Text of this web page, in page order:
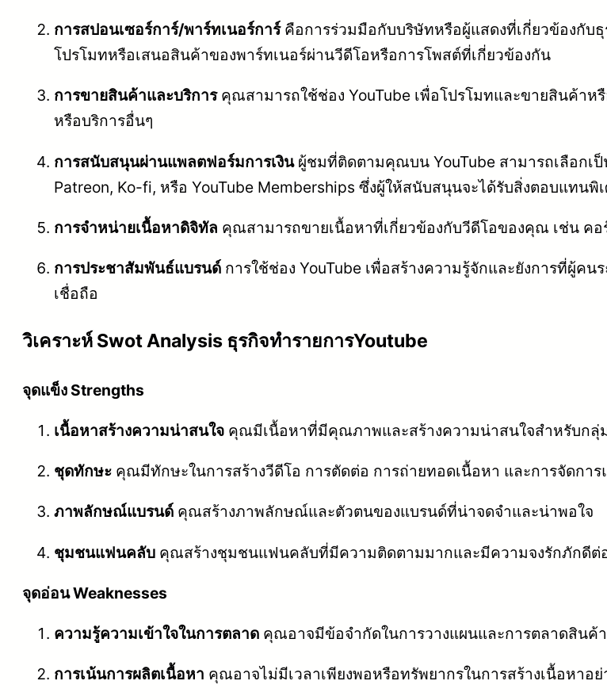
การสปอนเซอร์การ์/พาร์ทเนอร์การ์คือการร่วมมือกับบริษัทหรือผู้แสดงที่เกี่ยวข้องกับ
โปรโมทหรือเสนอสินค้าของพาร์ทเนอร์ผ่านวีดีโอหรือการโพสต์ที่เกี่ยวข้องกัน
การขายสินค้าและบริการคุณสามารถใช้ช่อง YouTube เพื่อโปรโมทและขายสินค้า
หรือบริการอื่นๆ
การสนับสนุนผ่านแพลตฟอร์มการเงินผู้ชมที่ติดตามคุณบน YouTube สามารถเลือก
Patreon, Ko-fi, หรือ YouTube Memberships ซึ่งผู้ให้สนับสนุนจะได้รับสิ่งตอบแทน
การจำหน่ายเนื้อหาดิจิทัล คุณสามารถขายเนื้อหาที่เกี่ยวข้องกับวีดีโอของคุณ เช่น ค
การประชาสัมพันธ์แบรนด์ การใช้ช่อง YouTube เพื่อสร้างความรู้จักและยังการที่ผู้
เชื่อถือ
วิเคราะห์ Swot Analysis ธุรกิจทำรายการYoutube
จุดแข็ง Strengths
เนื้อหาสร้างความน่าสนใจ คุณมีเนื้อหาที่มีคุณภาพและสร้างความน่าสนใจสำหรับกลุ่
ชุดทักษะ คุณมีทักษะในการสร้างวีดีโอ การตัดต่อ การถ่ายทอดเนื้อหา และการจัดกา
ภาพลักษณ์แบรนด์ คุณสร้างภาพลักษณ์และตัวตนของแบรนด์ที่น่าจดจำและน่าพอใจ
ชุมชนแฟนคลับ คุณสร้างชุมชนแฟนคลับที่มีความติดตามมากและมีความจงรักภักดีต่
จุดอ่อน Weaknesses
ความรู้ความเข้าใจในการตลาด คุณอาจมีข้อจำกัดในการวางแผนและการตลาดสินค้
การเน้นการผลิตเนื้อหา คุณอาจไม่มีเวลาเพียงพอหรือทรัพยากรในการสร้างเนื้อหาอย่